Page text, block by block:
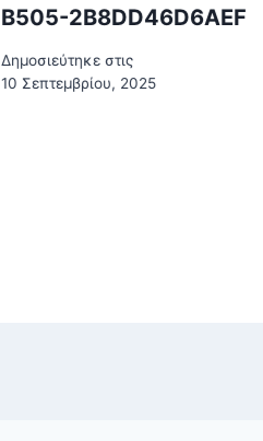
B505-2B8DD46D6AEF
Δημοσιεύτηκε στις
10 Σεπτεμβρίου, 2025